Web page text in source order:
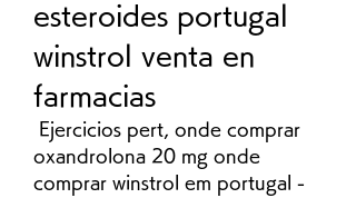
esteroides portugal
winstrol venta en
farmacias
oxandrolona 20 mg onde
comprar winstrol em portugal -